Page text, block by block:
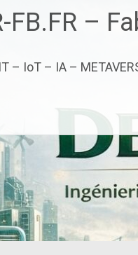
FB.FR –
IT – IoT – IA –